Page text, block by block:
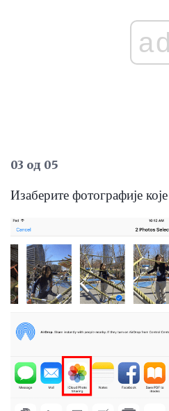
ad
03 од 05
Изаберите фотографије